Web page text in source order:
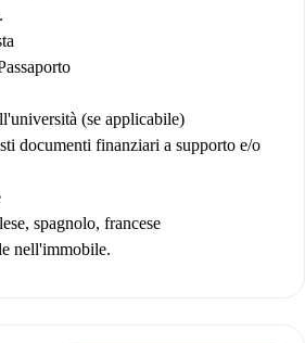
(se applicabile)
documenti finanziari a supporto e/o
spagnolo, francese
nell'immobile.